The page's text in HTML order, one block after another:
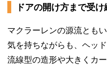
ドアの開け方まで受
マクラーレンの源流とも
気を持ちながらも、ヘッ
流線型の造形や大きくカ